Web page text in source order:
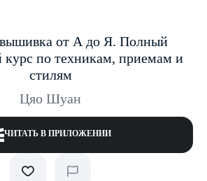
от А до Я. Полный
курс по техникам, приемам и
стилям
Цяо Шуан
ЧИТАТЬ В ПРИЛОЖЕНИИ